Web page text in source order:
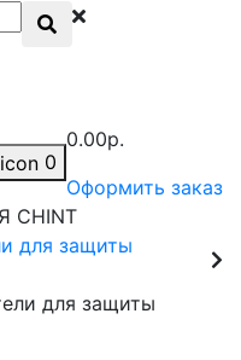
0
0.00р.
Оформить заказ
CHINT
для защиты
для защиты